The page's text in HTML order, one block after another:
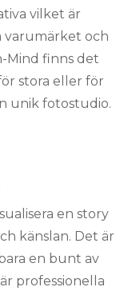
vilket är
varumärket och
Mind finns det
stora eller för
unik fotostudio.
en story
känslan. Det är
en bunt av
professionella